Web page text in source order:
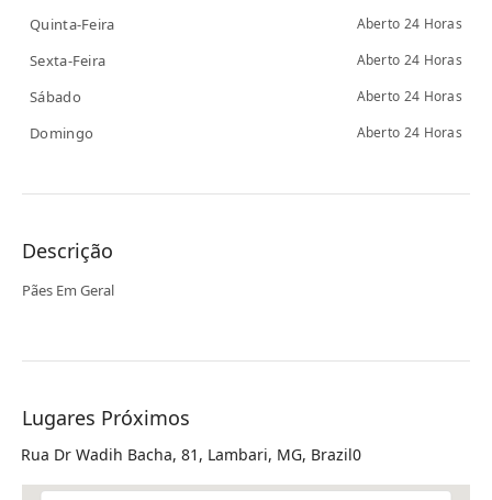
Quinta-Feira Aberto 24 Horas
Sexta-Feira Aberto 24 Horas
Sábado Aberto 24 Horas
Domingo Aberto 24 Horas
Descrição
Pães Em Geral
Lugares Próximos
Rua Dr Wadih Bacha, 81, Lambari, MG, Brazil0